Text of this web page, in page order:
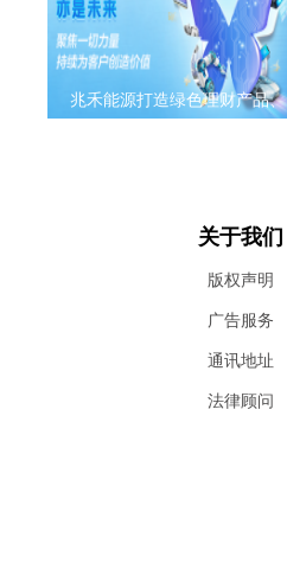
兆禾能源打造绿色理财产品、
关于我们
版权声明
广告服务
通讯地址
法律顾问